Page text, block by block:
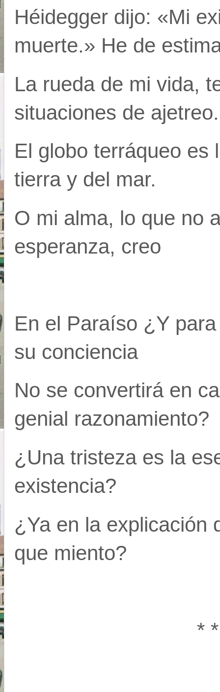
Héidegger dijo: «Mi
muerte.» He de
La rueda de mi vida,
situaciones de ajetreo.
El globo terráqueo es
tierra y del mar.
O mi alma, lo que no
esperanza, creo
En el Paraíso ¿Y
su conciencia
No se convertirá en
genial razonamiento?
¿Una tristeza es la
existencia?
¿Ya en la explicación
que miento?
* *